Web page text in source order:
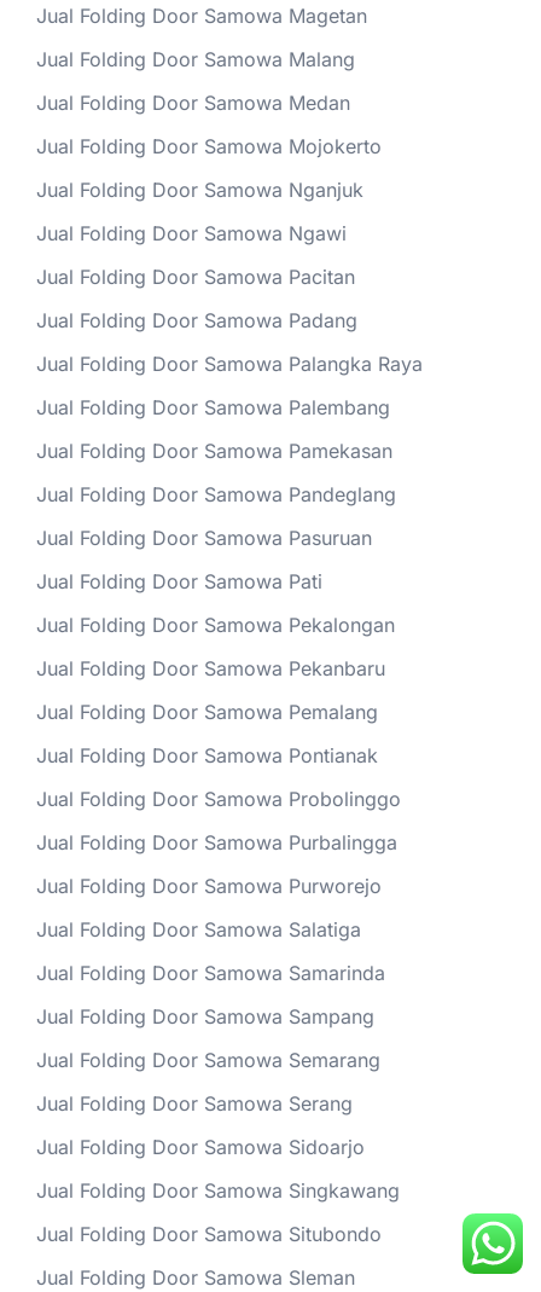
Jual Folding Door Samowa Magetan
Jual Folding Door Samowa Malang
Jual Folding Door Samowa Medan
Jual Folding Door Samowa Mojokerto
Jual Folding Door Samowa Nganjuk
Jual Folding Door Samowa Ngawi
Jual Folding Door Samowa Pacitan
Jual Folding Door Samowa Padang
Jual Folding Door Samowa Palangka Raya
Jual Folding Door Samowa Palembang
Jual Folding Door Samowa Pamekasan
Jual Folding Door Samowa Pandeglang
Jual Folding Door Samowa Pasuruan
Jual Folding Door Samowa Pati
Jual Folding Door Samowa Pekalongan
Jual Folding Door Samowa Pekanbaru
Jual Folding Door Samowa Pemalang
Jual Folding Door Samowa Pontianak
Jual Folding Door Samowa Probolinggo
Jual Folding Door Samowa Purbalingga
Jual Folding Door Samowa Purworejo
Jual Folding Door Samowa Salatiga
Jual Folding Door Samowa Samarinda
Jual Folding Door Samowa Sampang
Jual Folding Door Samowa Semarang
Jual Folding Door Samowa Serang
Jual Folding Door Samowa Sidoarjo
Jual Folding Door Samowa Singkawang
Jual Folding Door Samowa Situbondo
Jual Folding Door Samowa Sleman